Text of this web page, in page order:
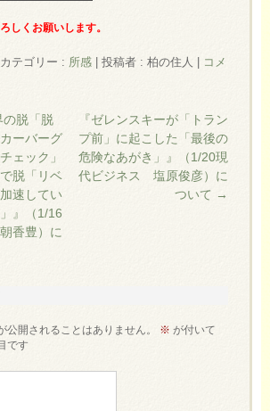
しくお願いします。
カテゴリー : 所感 投稿者 : 柏の住人
コメ
の脱「脱
ーバーグ
ェック」
脱「リベ
速してい
』（1/16
香豊）に
『ゼレンスキーが「トラン
プ前」に起こした「最後の
危険なあがき」』（1/20現
代ビジネス 塩原俊彦）に
ついて →
公開されることはありません。 ※ が付いて
です